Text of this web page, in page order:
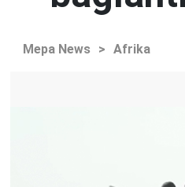
Mepa News > Afrika